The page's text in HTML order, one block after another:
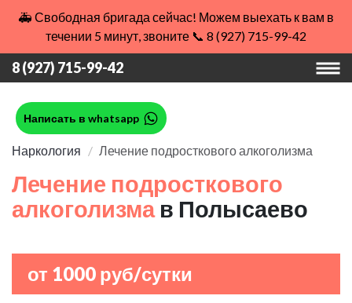
🚑 Свободная бригада сейчас! Можем выехать к вам в
течении 5 минут, звоните 📞 8 (927) 715-99-42
8 (927) 715-99-42
Написать в whatsapp
Наркология Лечение подросткового алкоголизма
Лечение подросткового
алкоголизма в Полысаево
от 1000 руб/сутки